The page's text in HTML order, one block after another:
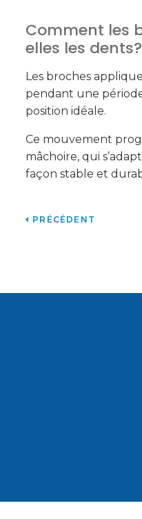
Comment les
elles les dents?
Les broches
pendant une
position idéale.
Ce mouvement
mâchoire, qui
façon stable et
PRÉCÉDENT